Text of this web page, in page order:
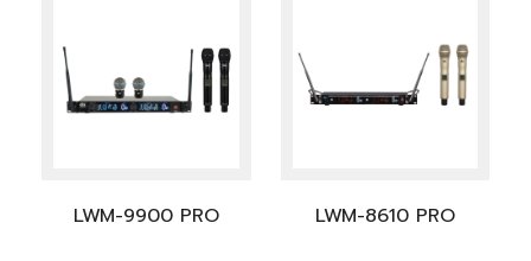
LWM-9900 PRO LWM-8610 PRO